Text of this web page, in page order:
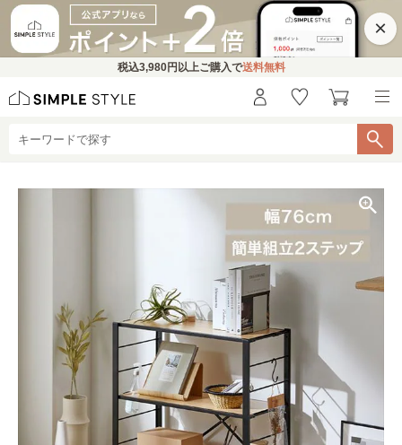
×
税込3,980円 以上ご購入で送料無料